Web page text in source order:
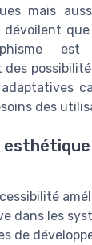
mais
dévoilent
est
des
dans les
de